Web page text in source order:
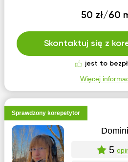
50 zł/60
Skontaktuj się z
jest to
Więcej
Sprawdzony korepetytor
5